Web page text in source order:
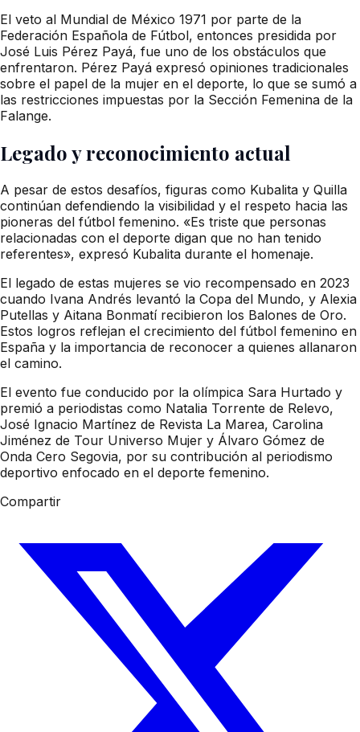
El veto al Mundial de México 1971 por parte de la
Federación Española de Fútbol, entonces presidida por
José Luis Pérez Payá, fue uno de los obstáculos que
enfrentaron. Pérez Payá expresó opiniones tradicionales
sobre el papel de la mujer en el deporte, lo que se sumó a
las restricciones impuestas por la Sección Femenina de la
Falange.
Legado y reconocimiento actual
A pesar de estos desafíos, figuras como Kubalita y Quilla
continúan defendiendo la visibilidad y el respeto hacia las
pioneras del fútbol femenino. «Es triste que personas
relacionadas con el deporte digan que no han tenido
referentes», expresó Kubalita durante el homenaje.
El legado de estas mujeres se vio recompensado en 2023
cuando Ivana Andrés levantó la Copa del Mundo, y Alexia
Putellas y Aitana Bonmatí recibieron los Balones de Oro.
Estos logros reflejan el crecimiento del fútbol femenino en
España y la importancia de reconocer a quienes allanaron
el camino.
El evento fue conducido por la olímpica Sara Hurtado y
premió a periodistas como Natalia Torrente de Relevo,
José Ignacio Martínez de Revista La Marea, Carolina
Jiménez de Tour Universo Mujer y Álvaro Gómez de
Onda Cero Segovia, por su contribución al periodismo
deportivo enfocado en el deporte femenino.
Compartir